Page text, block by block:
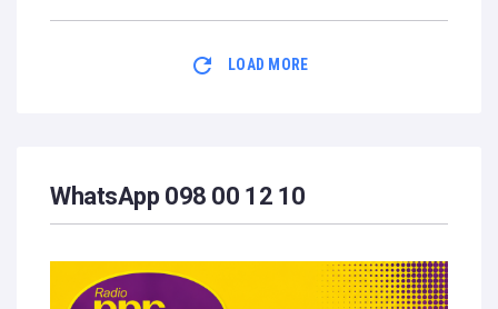
LOAD MORE
WhatsApp 098 00 12 10